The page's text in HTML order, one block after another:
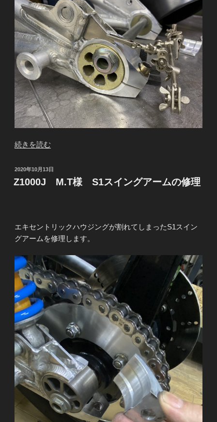
“Z1000J
様
S1
グ
ア
ム
修
理
完
了”
の
続きを読む
投
稿
日:
2020年10月13日
Z1000J M.T様 S1スイングアームの修理
エキセントリックハウジングが割れてしまったS1スイン
グアームを修理します。